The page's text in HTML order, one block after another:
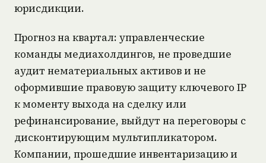
юрисдикции.
Прогноз на квартал: управленческие
команды медиахолдингов, не проведшие
аудит нематериальных активов и не
оформившие правовую защиту ключевого IP
к моменту выхода на сделку или
рефинансирование, выйдут на переговоры с
дисконтирующим мультипликатором.
Компании, прошедшие инвентаризацию и